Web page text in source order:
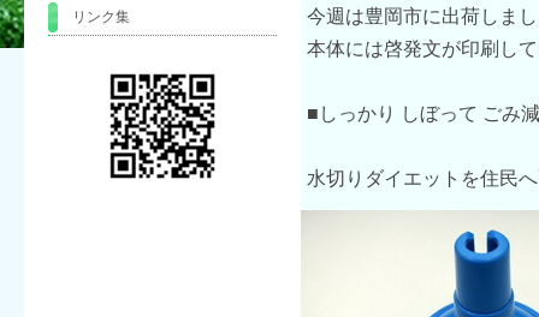
リンク集
今週は豊岡市に出荷しま
本体には啓発文が印刷し
■しっかり しぼって ごみ
水切りダイエットを住民